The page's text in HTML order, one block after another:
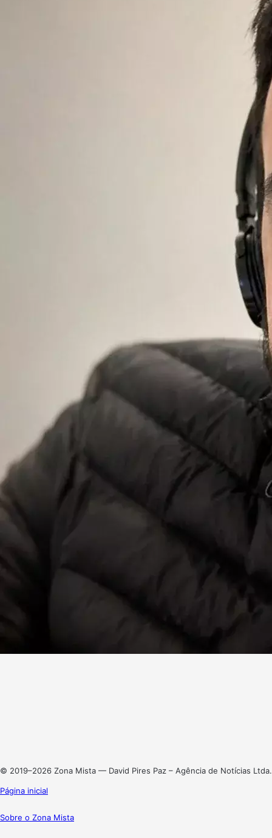
© 2019–2026 Zona Mista — David Pires Paz – Agência de Notícias Ltda.
Página inicial
Sobre o Zona Mista